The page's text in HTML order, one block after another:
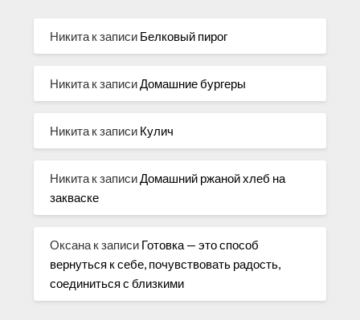
Никита к записи Белковый пирог
Никита к записиДомашние бургеры
Никита к записи Кулич
Никита к записиДомашний ржаной хлеб на
закваске
Оксана к записи Готовка — это способ
вернуться к себе, почувствовать радость,
соединиться с близкими